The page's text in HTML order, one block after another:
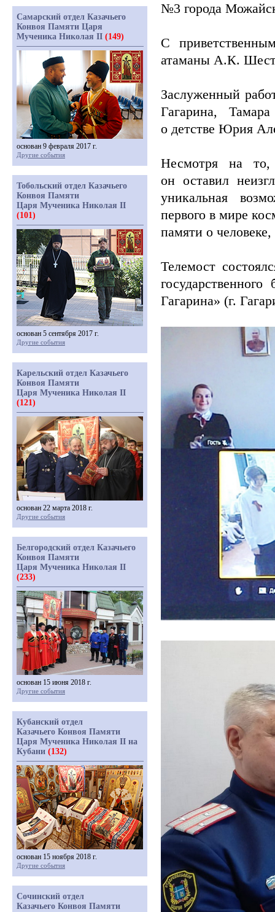
№3 города
С
атаманы А.К.
Заслуженный
Гагарина,
о детстве Юрия
Несмотря на то,
он оставил
уникальная
первого в мире
памяти о
Телемост
Гагарина» (г.
Самарский отдел Казачьего
Конвоя Памяти Царя
Мученика Николая II (149)
основан 9 февраля 2017 г.
Другие события
Тобольский отдел Казачьего
Конвоя Памяти
Царя Мученика Николая II
(101)
основан 5 сентября 2017 г.
Другие события
Карельский отдел Казачьего
Конвоя Памяти
Царя Мученика Николая II
(121)
основан 22 марта 2018 г.
Другие события
Белгородский отдел Казачьего
Конвоя Памяти
Царя Мученика Николая II
(233)
основан 15 июня 2018 г.
Другие события
Кубанский отдел
Казачьего Конвоя Памяти
Царя Мученика Николая II на
Кубани (132)
основан 15 ноября 2018 г.
Другие события
Сочинский отдел
Казачьего Конвоя Памяти